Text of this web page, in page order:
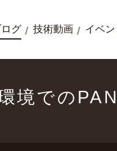
グ 技術動画 イベン
境での